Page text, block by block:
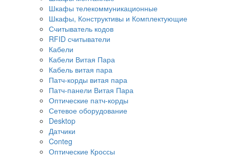
Шкафы телекоммуникационные
Шкафы, Конструктивы и Комплектующие
Считыватель кодов
RFID считыватели
Кабели
Кабели Витая Пара
Кабель витая пара
Патч-корды витая пара
Патч-панели Витая Пара
Оптические патч-корды
Сетевое оборудование
Desktop
Датчики
Conteg
Оптические Кроссы